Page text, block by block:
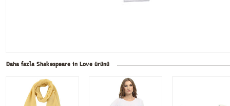
Daha fazla Shakespeare in Love ürünü